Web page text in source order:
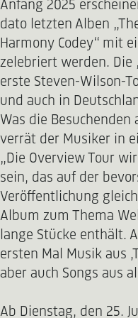
Anfang 2025
dato letzten Alben
Harmony Codey“ mit
zelebriert werden. Die
erste Steven-Wilson-
und auch in
Was die
verrät der Musiker in
„Die Overview Tour
sein, das auf der
Veröffentlichung
Album zum Thema
lange Stücke enthält.
ersten Mal Musik aus
aber auch Songs aus
Ab Dienstag, den 25.